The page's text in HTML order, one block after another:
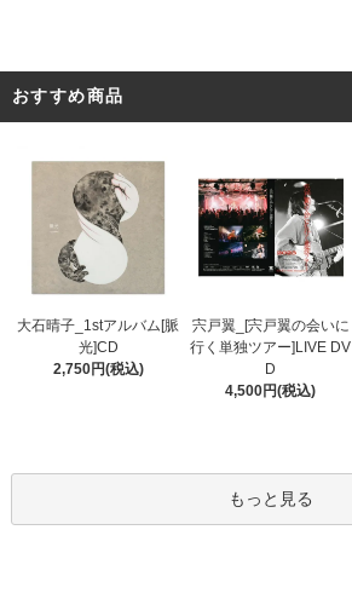
おすすめ商品
大石晴子_1stアルバム[脈
光]CD
2,750円(税込)
宍戸翼_[宍戸翼の会いに
行く単独ツアー]LIVE DV
D
4,500円(税込)
もっと見る